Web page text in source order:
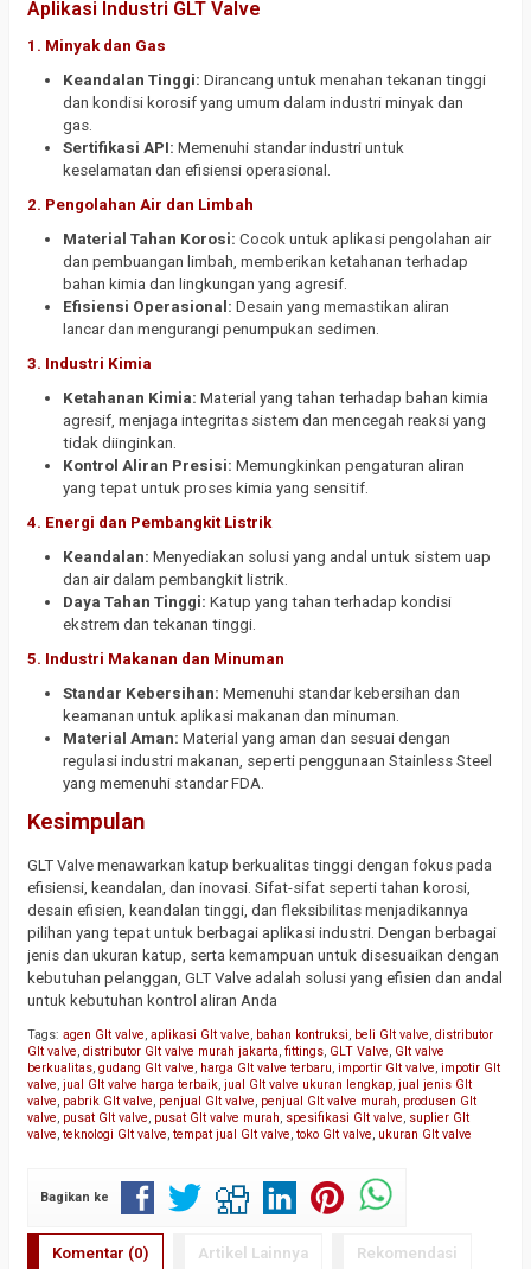
Aplikasi Industri GLT Valve
1. Minyak dan Gas
Keandalan Tinggi: Dirancang untuk menahan tekanan tinggi
dan kondisi korosif yang umum dalam industri minyak dan
gas.
Sertifikasi API: Memenuhi standar industri untuk
keselamatan dan efisiensi operasional.
2. Pengolahan Air dan Limbah
Material Tahan Korosi: Cocok untuk aplikasi pengolahan air
dan pembuangan limbah, memberikan ketahanan terhadap
bahan kimia dan lingkungan yang agresif.
Efisiensi Operasional: Desain yang memastikan aliran
lancar dan mengurangi penumpukan sedimen.
3. Industri Kimia
Ketahanan Kimia: Material yang tahan terhadap bahan kimia
agresif, menjaga integritas sistem dan mencegah reaksi yang
tidak diinginkan.
Kontrol Aliran Presisi: Memungkinkan pengaturan aliran
yang tepat untuk proses kimia yang sensitif.
4. Energi dan Pembangkit Listrik
Keandalan: Menyediakan solusi yang andal untuk sistem uap
dan air dalam pembangkit listrik.
Daya Tahan Tinggi: Katup yang tahan terhadap kondisi
ekstrem dan tekanan tinggi.
5. Industri Makanan dan Minuman
Standar Kebersihan: Memenuhi standar kebersihan dan
keamanan untuk aplikasi makanan dan minuman.
Material Aman: Material yang aman dan sesuai dengan
regulasi industri makanan, seperti penggunaan Stainless Steel
yang memenuhi standar FDA.
Kesimpulan
GLT Valve menawarkan katup berkualitas tinggi dengan fokus pada
efisiensi, keandalan, dan inovasi. Sifat-sifat seperti tahan korosi,
desain efisien, keandalan tinggi, dan fleksibilitas menjadikannya
pilihan yang tepat untuk berbagai aplikasi industri. Dengan berbagai
jenis dan ukuran katup, serta kemampuan untuk disesuaikan dengan
kebutuhan pelanggan, GLT Valve adalah solusi yang efisien dan andal
untuk kebutuhan kontrol aliran Anda
Tags: agen Glt valve, aplikasi Glt valve, bahan kontruksi, beli Glt valve, distributor
Glt valve, distributor Glt valve murah jakarta, fittings, GLT Valve, Glt valve
berkualitas, gudang Glt valve, harga Glt valve terbaru, importir Glt valve, impotir Glt
valve, jual Glt valve harga terbaik, jual Glt valve ukuran lengkap, jual jenis Glt
valve, pabrik Glt valve, penjual Glt valve, penjual Glt valve murah, produsen Glt
valve, pusat Glt valve, pusat Glt valve murah, spesifikasi Glt valve, suplier Glt
valve, teknologi Glt valve, tempat jual Glt valve, toko Glt valve, ukuran Glt valve
Bagikan ke
Komentar (0) Artikel Lainnya Rekomendasi